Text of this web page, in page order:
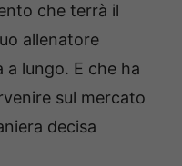
che terrà il
allenatore
lungo. E che ha
sul mercato
decisa